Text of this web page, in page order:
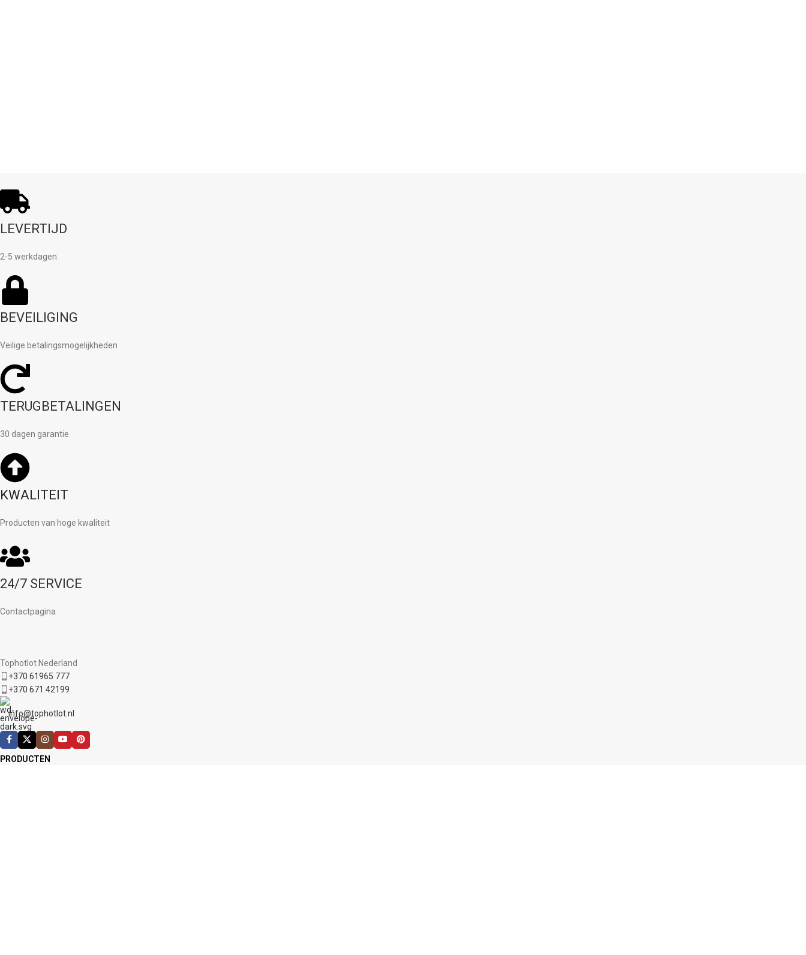
LEVERTIJD
2-5 werkdagen
BEVEILIGING
Veilige betalingsmogelijkheden
TERUGBETALINGEN
30 dagen garantie
KWALITEIT
Producten van hoge kwaliteit
24/7 SERVICE
Contactpagina
Tophotlot Nederland
+370 61965 777
+370 671 42199
info@tophotlot.nl
PRODUCTEN